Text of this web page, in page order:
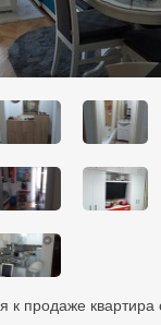
к продаже